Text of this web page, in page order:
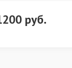
руб.